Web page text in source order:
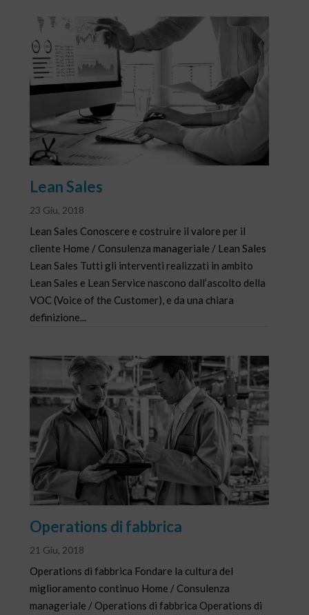
Lean Sales
23 Giu, 2018
Lean Sales Conoscere e costruire il valore per il
cliente Home / Consulenza manageriale / Lean Sales
Lean Sales Tutti gli interventi realizzati in ambito
Lean Sales e Lean Service nascono dall’ascolto della
VOC (Voice of the Customer), e da una chiara
definizione...
Operations di fabbrica
21 Giu, 2018
Operations di fabbrica Fondare la cultura del
miglioramento continuo Home / Consulenza
manageriale / Operations di fabbrica Operations di